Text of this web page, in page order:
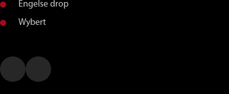
Engelse drop
Wybert